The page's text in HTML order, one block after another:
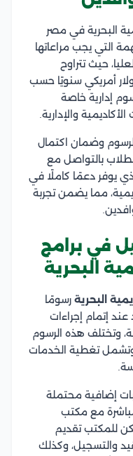
البحرية في مصر
التي يجب مراعاتها
حيث تتراوح
الدراسية بين 4500 و8000 دولار أمريكي سنويًا حسب
إدارية خاصة
والإدارية.
وضمان اكتمال
بالتواصل مع
يوفر دعمًا كاملًا في
مما يضمن تجربة
في برامج
البحرية
البحرية رسومًا
إتمام إجراءات
وتختلف هذه الرسوم
تغطية الخدمات
إضافية محتملة
مع مكتب
للمكتب تقديم
والتسجيل، وكذلك